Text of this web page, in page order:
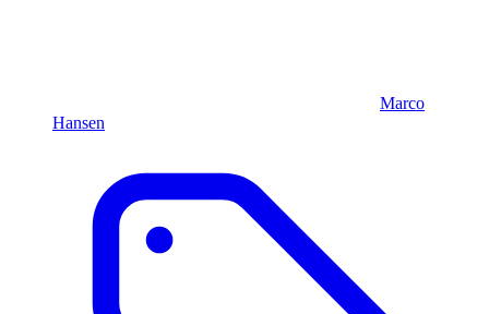
Marco
Hansen